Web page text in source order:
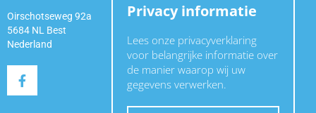
Oirschotseweg 92a
5684 NL Best
Nederland
Privacy informatie
Lees onze privacyverklaring
voor belangrijke informatie over
de manier waarop wij uw
gegevens verwerken.